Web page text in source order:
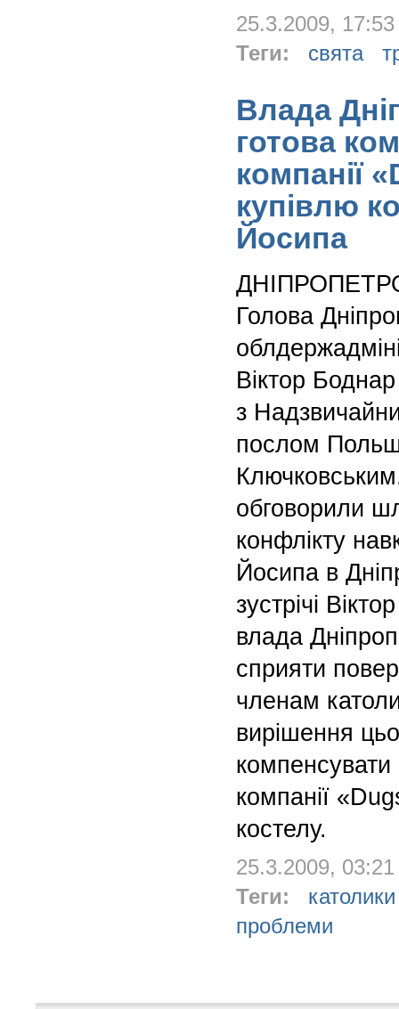
25.3.2009,
Теги:
свята
Влада
готова
компанії
купівлю
Йосипа
Голова
Віктор
з
послом
обговорили
конфлікту
Йосипа в
зустрічі
влада
сприяти
членам
вирішення
компенсувати
компанії
костелу.
25.3.2009,
Теги:
католики
проблеми